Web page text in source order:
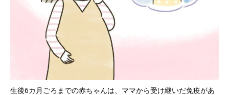
生後6カ月ごろまでの赤ちゃんは、ママから受け継いだ免疫があ